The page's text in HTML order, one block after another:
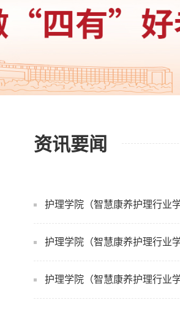
资讯要闻
护理学院（智慧康养护理行业
护理学院（智慧康养护理行业